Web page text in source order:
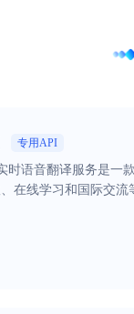
专用API
时语音翻译服务是一
在线学习和国际交